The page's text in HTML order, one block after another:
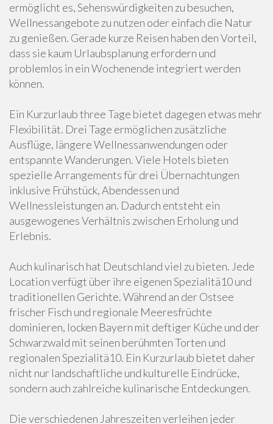
ermöglicht es, Sehenswürdigkeiten zu besuchen,
Wellnessangebote zu nutzen oder einfach die Natur
zu genießen. Gerade kurze Reisen haben den Vorteil,
dass sie kaum Urlaubsplanung erfordern und
problemlos in ein Wochenende integriert werden
können.
Ein Kurzurlaub three Tage bietet dagegen etwas mehr
Flexibilität. Drei Tage ermöglichen zusätzliche
Ausflüge, längere Wellnessanwendungen oder
entspannte Wanderungen. Viele Hotels bieten
spezielle Arrangements für drei Übernachtungen
inklusive Frühstück, Abendessen und
Wellnessleistungen an. Dadurch entsteht ein
ausgewogenes Verhältnis zwischen Erholung und
Erlebnis.
Auch kulinarisch hat Deutschland viel zu bieten. Jede
Location verfügt über ihre eigenen Spezialitä10 und
traditionellen Gerichte. Während an der Ostsee
frischer Fisch und regionale Meeresfrüchte
dominieren, locken Bayern mit deftiger Küche und der
Schwarzwald mit seinen berühmten Torten und
regionalen Spezialitä10. Ein Kurzurlaub bietet daher
nicht nur landschaftliche und kulturelle Eindrücke,
sondern auch zahlreiche kulinarische Entdeckungen.
Die verschiedenen Jahreszeiten verleihen jeder